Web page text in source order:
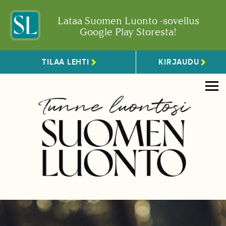
Lataa Suomen Luonto -sovellus
Google Play Storesta!
TILAA LEHTI KIRJAUDU